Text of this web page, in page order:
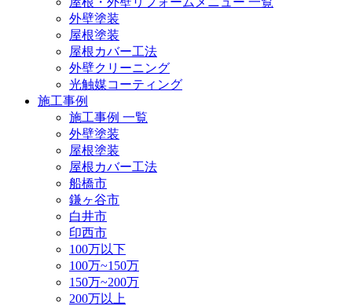
外壁塗装
屋根塗装
屋根カバー工法
外壁クリーニング
光触媒コーティング
施工事例
施工事例 一覧
外壁塗装
屋根塗装
屋根カバー工法
船橋市
鎌ヶ谷市
白井市
印西市
100万以下
100万~150万
150万~200万
200万以上